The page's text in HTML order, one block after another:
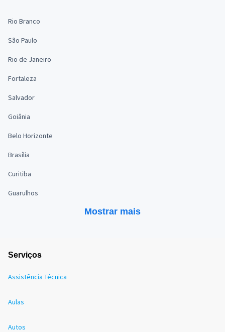
Rio Branco
São Paulo
Rio de Janeiro
Fortaleza
Salvador
Goiânia
Belo Horizonte
Brasília
Curitiba
Guarulhos
Mostrar mais
Serviços
Assistência Técnica
Aulas
Autos